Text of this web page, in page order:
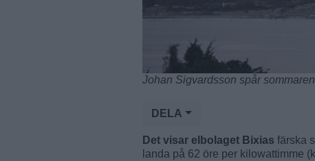
Johan Sigvardsson spår
DELA
Det visar elbolaget Bixias färska
landa på 62 öre per kilowattimme